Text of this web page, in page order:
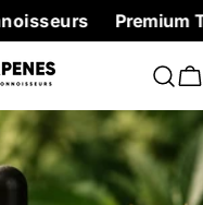
Premium Terpenes